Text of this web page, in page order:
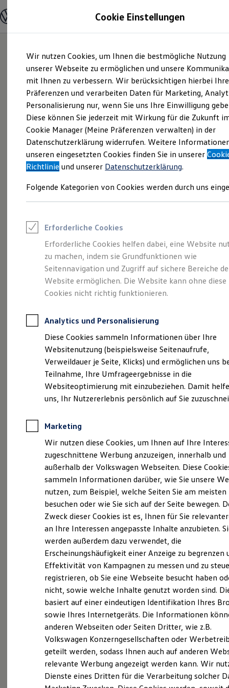
Hauptinhalt
springen
Footer
springen
Modelle und Konfigurator
Modelle vergleichen
Elektroautos
ENERGY Sondermodelle
Nutzfahrzeuge
SUV und CUV
Familienautos
Kombis
Kompaktwagen
Sportwagen
Schnell verfügbare Fahrzeuge
Angebote und Produkte
Aktuelle Angebote
E-Auto-Förderung
Volkswagen Marktplatz
Junge Gebrauchtwagen und Gebrauchtwagen
Saisonangebote
Leasing
Leasing-Angebote
Gebrauchtwagen Leasing
Junge Gebrauchtwagen-Leasing
Elektroauto Leasing
Kleinwagen-Leasing
Leasing ohne Anzahlung
Autokredit mit Schlussrate
Versicherungen und Garantien
Kfz-Versicherung
Restschuldversicherungen
Garantien
Wartungsverträge
Geschäftskunden
Professional Class bei Volkswagen
Großkunden
Behörden
Anpfiff zum Gewinn
Elektroautos
ID. Tutorials
Elektrofahrzeugkonzepte
Reichweite
Reichweite der ID. Modelle
Reichweite im Winter
Laden
Laden unterwegs
Laden Zuhause
Ladezeitensimulator
Batterie
Sicherheit
Garantie und Lebensdauer
Nachhaltigkeit
Technologie
Kosten und Kauf
Verbrauchskosten
Kaufoptionen
E-Auto-Förderung
Software und Konnektivität
Die ID. Software 6
ID. Software Versionen und Updates
Digitale Extras
Schnittstellen zu Ihrem ID.
Ihr Begleiter für Alltag
und Freizeit. Der T-
Cross.
Probefahrt vereinbaren
Fahrzeugangebot anfordern
Servicetermin buchen
Serviceanfrage stellen
Cookie Einstellungen
Wir nutzen Cookies, um Ihnen die bestmögliche Nutzung
unserer Webseite zu ermöglichen und unsere
mit Ihnen zu verbessern. Wir berücksichtigen hierbei Ihre
Präferenzen und verarbeiten Daten für Marketing,
Personalisierung nur, wenn Sie uns Ihre Einwilligung
Diese können Sie jederzeit mit Wirkung für die Zukunft
Cookie Manager (Meine Präferenzen verwalten) in der
Datenschutzerklärung widerrufen. Weitere
unseren eingesetzten Cookies finden Sie in unserer
Richtlinie und unserer Datenschutzerklärung.
Folgende Kategorien von Cookies werden durch uns
Erforderliche Cookies
Erforderliche Cookies helfen dabei, eine Website
zu machen, indem sie Grundfunktionen wie
Seitennavigation und Zugriff auf sichere Bereiche
Website ermöglichen. Die Website kann ohne diese
Cookies nicht richtig funktionieren.
Analytics und Personalisierung
Diese Cookies sammeln Informationen über Ihre
Websitenutzung (beispielsweise Seitenaufrufe,
Verweildauer je Seite, Klicks) und ermöglichen uns
Teilnahme, Ihre Umfrageergebnisse in die
Websiteoptimierung mit einzubeziehen. Damit
uns, Ihr Nutzererlebnis persönlich auf Sie
Marketing
Wir nutzen diese Cookies, um Ihnen auf Ihre
zugeschnittene Werbung anzuzeigen, innerhalb und
außerhalb der Volkswagen Webseiten. Diese
sammeln Informationen darüber, wie Sie unsere
nutzen, zum Beispiel, welche Seiten Sie am meisten
besuchen oder wie Sie sich auf der Seite bewegen.
Zweck dieser Cookies ist es, Ihnen für Sie
an Ihre Interessen angepasste Inhalte anzubieten.
werden außerdem dazu verwendet, die
Erscheinungshäufigkeit einer Anzeige zu begrenzen
Effektivität von Kampagnen zu messen und zu
registrieren, ob Sie eine Webseite besucht haben
nicht, sowie welche Inhalte genutzt worden sind.
basiert auf einer eindeutigen Identifikation Ihres
sowie Ihres Internetgeräts. Die Informationen
anderen Webseiten oder Seiten Dritter, wie z.B.
Volkswagen Konzerngesellschaften oder
geteilt werden, sodass Ihnen auch auf anderen
relevante Werbung angezeigt werden kann. Wir
Dienste eines Dritten für die Verarbeitung solcher